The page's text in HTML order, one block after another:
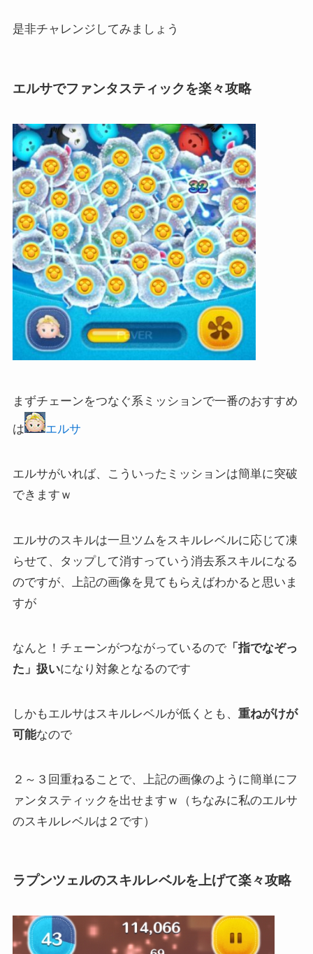
是非チャレンジしてみましょう
エルサでファンタスティックを楽々攻略
まずチェーンをつなぐ系ミッションで一番のおすすめ
は エルサ
エルサがいれば、こういったミッションは簡単に突破
できますｗ
エルサのスキルは一旦ツムをスキルレベルに応じて凍
らせて、タップして消すっていう消去系スキルになる
のですが、上記の画像を見てもらえばわかると思いま
すが
なんと！チェーンがつながっているので「指でなぞっ
た」扱いになり対象となるのです
しかもエルサはスキルレベルが低くとも、 重ねがけが
可能なので
２～３回重ねることで、上記の画像のように簡単にフ
ァンタスティックを出せますｗ（ちなみに私のエルサ
のスキルレベルは２です）
ラプンツェルのスキルレベルを上げて楽々攻略